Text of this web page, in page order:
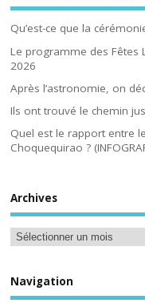
Qu’est-ce que la
Le programme des Fêtes
2026
Après l’astronomie, on
Ils ont trouvé le chemin
Quel est le rapport entre
Choquequirao ?
Archives
Navigation